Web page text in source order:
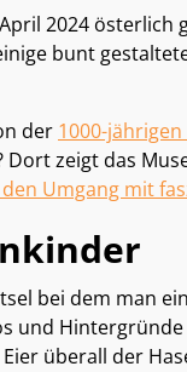
2024
bunt
der 1000-
Dort zeigt das
Umgang mit
bei dem man
und
überall der